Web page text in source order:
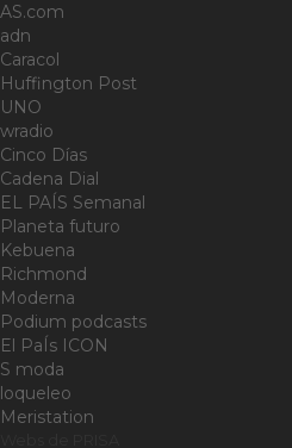
AS.com
adn
Caracol
Huffington Post
UNO
wradio
Cinco Días
Cadena Dial
EL PAÍS Semanal
Planeta futuro
Kebuena
Richmond
Moderna
Podium podcasts
El PaÍs ICON
S moda
loqueleo
Meristation